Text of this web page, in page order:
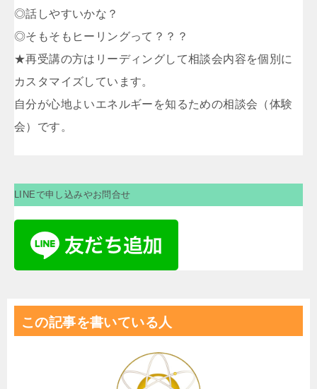
◎話しやすいかな？
◎そもそもヒーリングって？？？
★再受講の方はリーディングして相談会内容を個別に
カスタマイズしています。
自分が心地よいエネルギーを知るための相談会（体験
会）です。
LINEで申し込みやお問合せ
この記事を書いている人